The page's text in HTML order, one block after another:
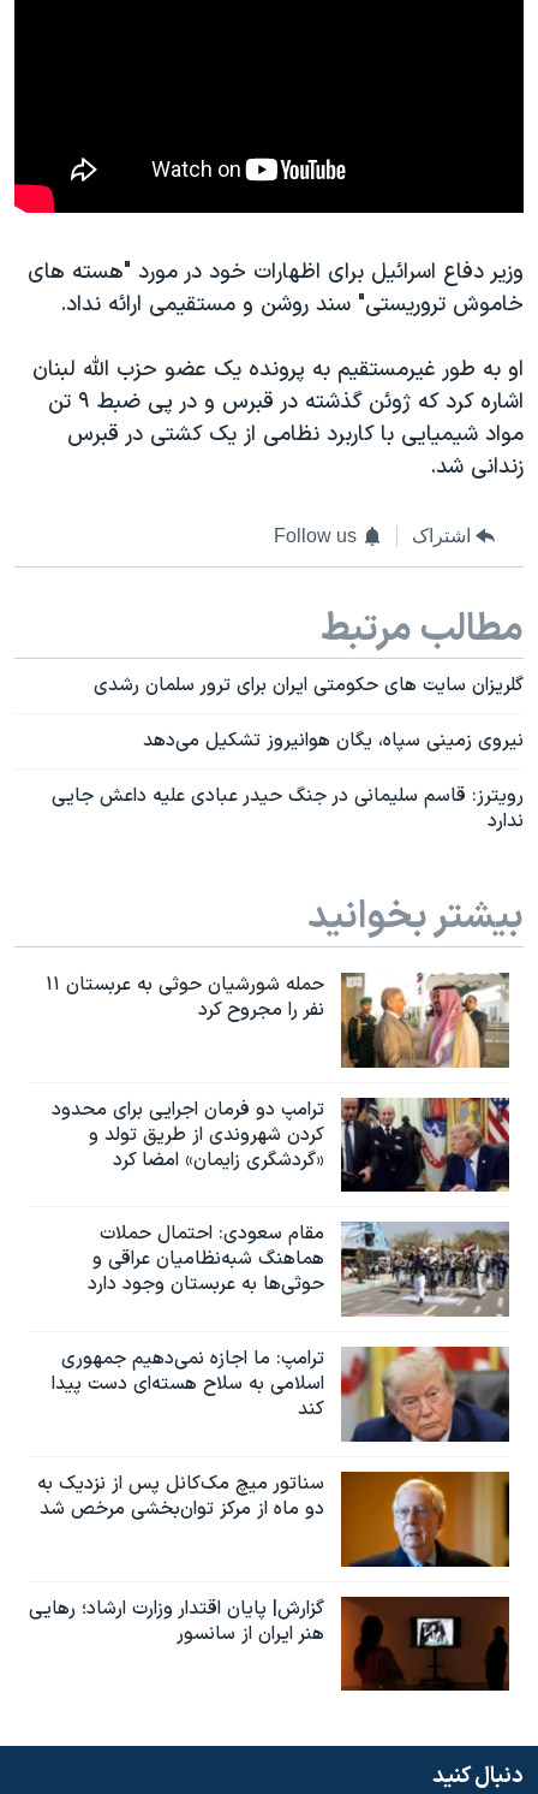
وزیر دفاع اسرائیل برای اظهارات خود در مورد "هسته های
خاموش تروریستی" سند روشن و مستقیمی ارائه نداد.
او به طور غیرمستقیم به پرونده یک عضو حزب الله لبنان
اشاره کرد که ژوئن گذشته در قبرس و در پی ضبط ۹ تن
مواد شیمیایی با کاربرد نظامی از یک کشتی در قبرس
زندانی شد.
اشتراک Follow us
مطالب مرتبط
گلریزان سایت های حکومتی ایران برای ترور سلمان رشدی
نیروی زمینی سپاه، یگان هوانیروز تشکیل می‌دهد
رویترز: قاسم سلیمانی در جنگ حیدر عبادی علیه داعش جایی
ندارد
بیشتر بخوانید
حمله شورشیان حوثی به عربستان ۱۱
نفر را مجروح کرد
ترامپ دو فرمان اجرایی برای محدود
کردن شهروندی از طریق تولد و
«گردشگری زایمان» امضا کرد
مقام سعودی: احتمال حملات
هماهنگ شبه‌نظامیان عراقی و
حوثی‌ها به عربستان وجود دارد
ترامپ: ما اجازه نمی‌دهیم جمهوری
اسلامی به سلاح هسته‌ای دست پیدا
کند
سناتور میچ مک‌کانل پس از نزدیک به
دو ماه از مرکز توان‌بخشی مرخص شد
گزارش| پایان اقتدار وزارت ارشاد؛ رهایی
هنر ایران از سانسور
دنبال کنید